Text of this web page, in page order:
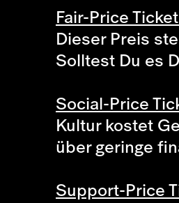
Fair-Price
Dieser Preis
Solltest Du es
Social-Price
Kultur kostet
über geringe
Support-Price